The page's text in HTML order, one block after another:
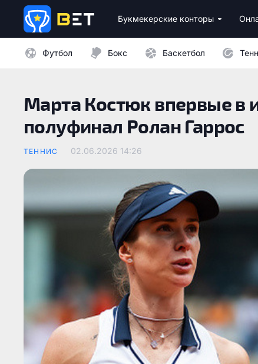
Букмекерские конторы
Футбол Бокс Баскетбол
Марта Костюк впервые в
полуфинал Ролан Гаррос
ТЕННИС 02.06.2026 14:26